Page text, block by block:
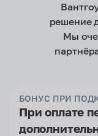
решение
Мы
БОНУС ПРИ
При оплате